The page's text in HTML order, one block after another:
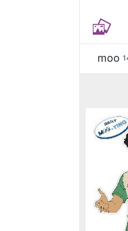
moo